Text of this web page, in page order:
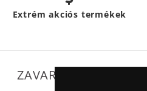
Extrém akciós termékek
ZAVARTALAN